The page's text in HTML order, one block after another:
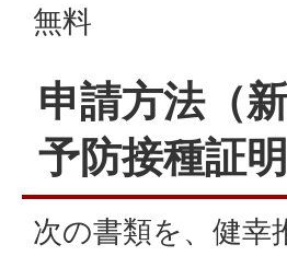
無料
申請方法（
予防接種証
次の書類を、健幸